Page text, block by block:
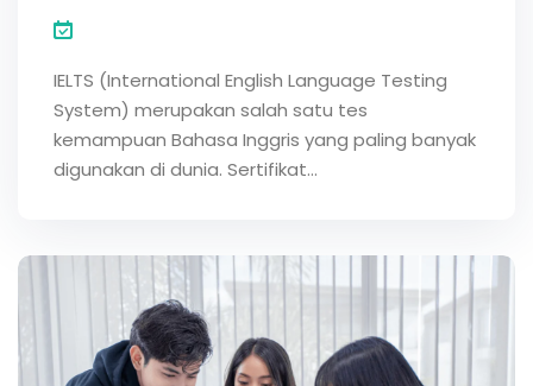
IELTS (International English Language Testing
System) merupakan salah satu tes
kemampuan Bahasa Inggris yang paling banyak
digunakan di dunia. Sertifikat…